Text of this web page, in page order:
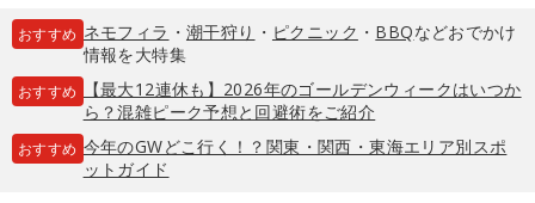
おすすめ ネモフィラ ・ 潮干狩り ・ ピクニック ・ BBQなどおでかけ
情報を大特集
おすすめ
【最大12連休も】2026年のゴールデンウィークはいつか
ら？混雑ピーク予想と回避術をご紹介
おすすめ 今年のGWどこ行く！？関東・関西・東海エリア別スポ
ットガイド